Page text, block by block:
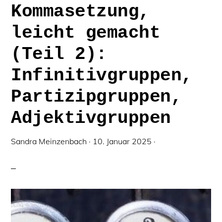
Kommasetzung,
leicht gemacht
(Teil 2):
Infinitivgruppen,
Partizipgruppen,
Adjektivgruppen
Sandra Meinzenbach · 10. Januar 2025 ·